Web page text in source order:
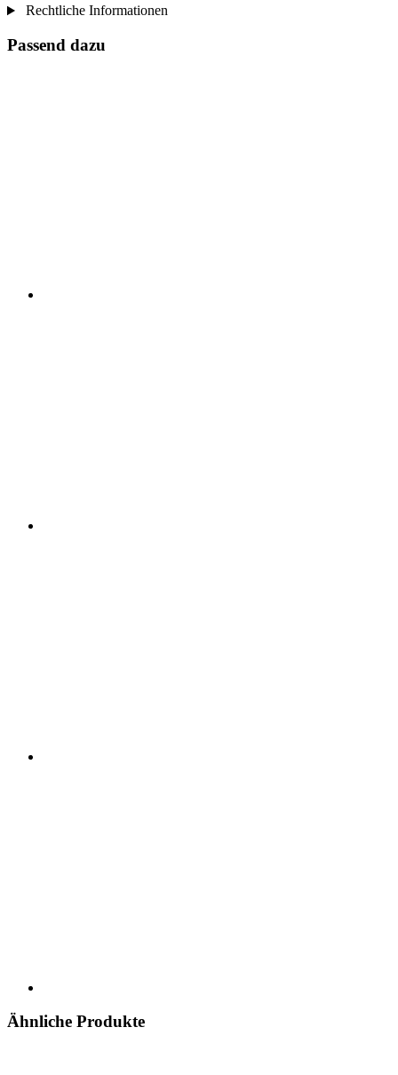
Rechtliche Informationen
Passend dazu
Ähnliche Produkte